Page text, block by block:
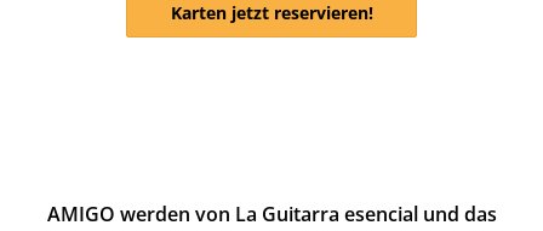
Karten jetzt reservieren!
AMIGO werden von La Guitarra esencial und das